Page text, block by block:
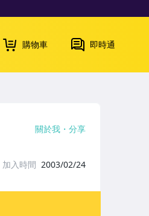
購物車 即時通
關於我 分享
加入時間 2003/02/24